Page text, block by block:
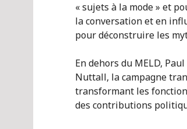
« sujets à la mode » et
la conversation et en
pour déconstruire les
En dehors du MELD,
Nuttall, la campagne
transformant les
des contributions